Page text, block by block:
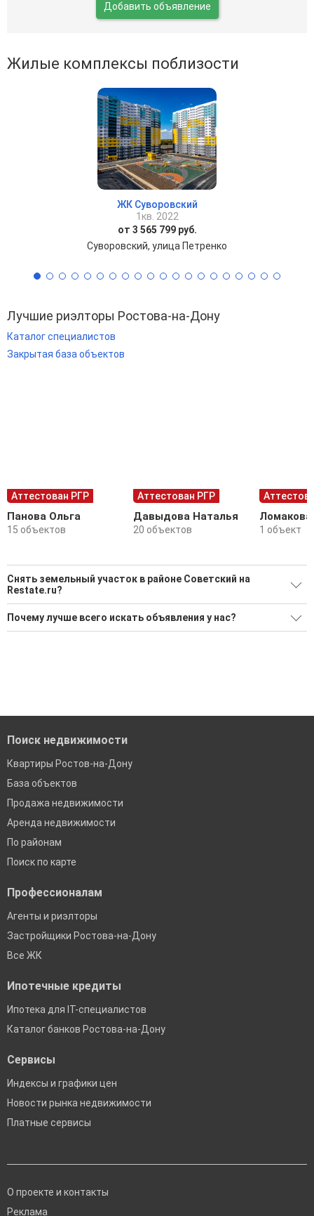
Добавить объявление
Жилые комплексы поблизости
ЖК Суворовский
1кв. 2022
от 3 565 799 руб.
Суворовский, улица Петренко
Лучшие риэлторы Ростова-на-Дону
Каталог специалистов
Закрытая база объектов
Аттестован РГР
Панова Ольга
15 объектов
Аттестован РГР
Давыдова Наталья
20 объектов
Ломакова
1 объект
Снять земельный участок в районе Советский на
Restate.ru?
Поможем Снять земельный участок в районе Советский?
Воспользуйтесь нашим поиском по новостройкам, для
Почему лучше всего искать объявления у нас?
Поиск недвижимости
Квартиры Ростов-на-Дону
База объектов
Продажа недвижимости
Аренда недвижимости
По районам
Поиск по карте
Профессионалам
Агенты и риэлторы
Застройщики Ростова-на-Дону
Все ЖК
Ипотечные кредиты
Ипотека для IT-специалистов
Каталог банков Ростова-на-Дону
Сервисы
Индексы и графики цен
Новости рынка недвижимости
Платные сервисы
О проекте и контакты
Реклама